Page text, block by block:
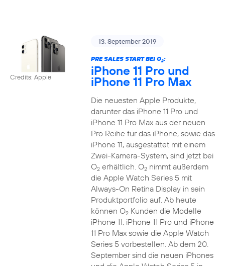
Credits: Apple
13. September 2019
PRE SALES START BEI O2:
iPhone 11 Pro und
iPhone 11 Pro Max
Die neuesten Apple Produkte,
darunter das iPhone 11 Pro und
iPhone 11 Pro Max aus der neuen
Pro Reihe für das iPhone, sowie das
iPhone 11, ausgestattet mit einem
Zwei-Kamera-System, sind jetzt bei
O2erhältlich. O2nimmt außerdem
die Apple Watch Series 5 mit
Always-On Retina Display in sein
Produktportfolio auf. Ab heute
können O2Kunden die Modelle
iPhone 11, iPhone 11 Pro und iPhone
11 Pro Max sowie die Apple Watch
Series 5 vorbestellen. Ab dem 20.
September sind die neuen iPhones